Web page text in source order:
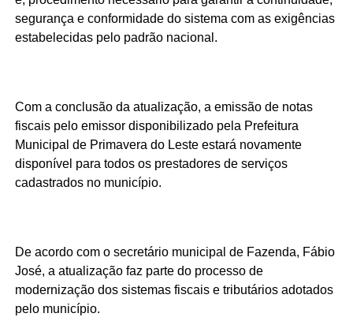
segurança e conformidade do sistema com as exigências
estabelecidas pelo padrão nacional.
Com a conclusão da atualização, a emissão de notas
fiscais pelo emissor disponibilizado pela Prefeitura
Municipal de Primavera do Leste estará novamente
disponível para todos os prestadores de serviços
cadastrados no município.
De acordo com o secretário municipal de Fazenda, Fábio
José, a atualização faz parte do processo de
modernização dos sistemas fiscais e tributários adotados
pelo município.